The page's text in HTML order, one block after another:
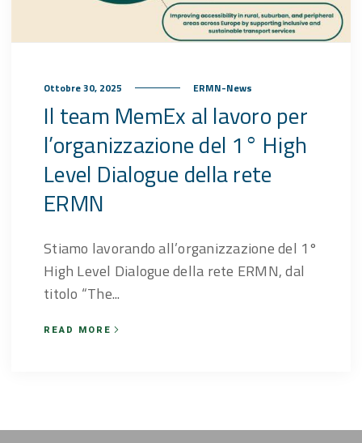
Ottobre 30, 2025 ERMN-News
Il team MemEx al lavoro per
l’organizzazione del 1° High
Level Dialogue della rete
ERMN
Stiamo lavorando all’organizzazione del 1°
High Level Dialogue della rete ERMN, dal
titolo “The...
READ MORE